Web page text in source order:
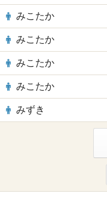
みこたか
みこたか
みこたか
みこたか
みずき